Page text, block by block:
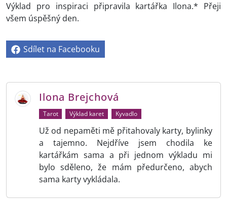
Výklad pro inspiraci připravila kartářka Ilona.* Přeji
všem úspěšný den.
Sdílet na Facebooku
Ilona Brejchová
Tarot Výklad karet Kyvadlo
Už od nepaměti mě přitahovaly karty, bylinky
a tajemno. Nejdříve jsem chodila ke
kartářkám sama a při jednom výkladu mi
bylo sděleno, že mám předurčeno, abych
sama karty vykládala.